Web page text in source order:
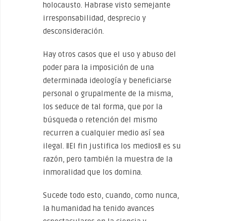
holocausto. Habrase visto semejante
irresponsabilidad, desprecio y
desconsideración.
Hay otros casos que el uso y abuso del
poder para la imposición de una
determinada ideología y beneficiarse
personal o grupalmente de la misma,
los seduce de tal forma, que por la
búsqueda o retención del mismo
recurren a cualquier medio así sea
ilegal. ‖El fin justifica los medios‖ es su
razón, pero también la muestra de la
inmoralidad que los domina.
Sucede todo esto, cuando, como nunca,
la humanidad ha tenido avances